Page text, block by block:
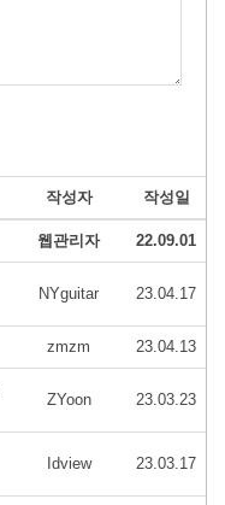
작성자 작성일
웹관리자 22.09.01
NYguitar 23.04.17
zmzm 23.04.13
ZYoon 23.03.23
Idview 23.03.17